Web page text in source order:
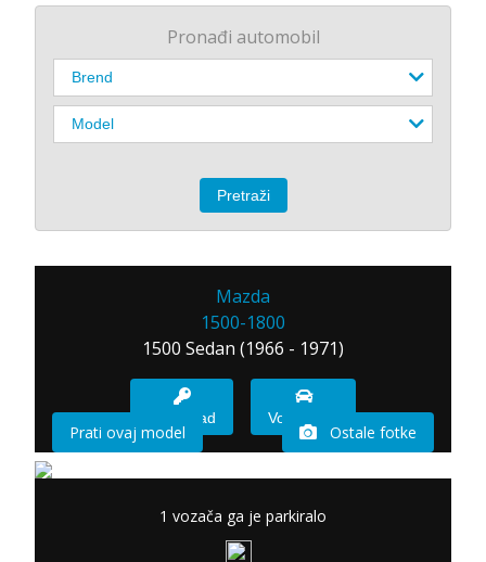
Pronađi automobil
Mazda
1500-1800
1500 Sedan (1966 - 1971)
Imam sad Vozio sam
Prati ovaj model Ostale fotke
1 vozača ga je parkiralo